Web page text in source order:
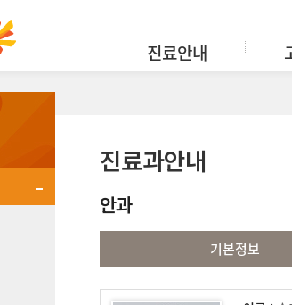
진료안내
진료과안내
안과
기본정보